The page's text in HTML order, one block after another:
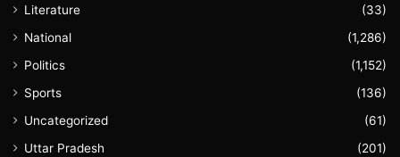
Literature
(33)
National
(1,286)
Politics
(1,152)
Sports
(136)
Uncategorized
(61)
Uttar Pradesh
(201)